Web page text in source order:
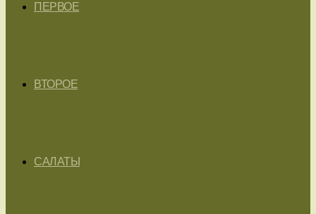
ПЕРВОЕ
ВТОРОЕ
САЛАТЫ